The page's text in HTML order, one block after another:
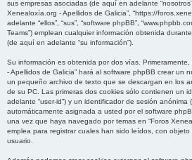
sus empresas asociadas (de aquí en adelante “nosotros”,
Xenealoxía.org - Apellidos de Galicia”, “https://
adelante “ellos”, “sus”, “software phpBB”,
Teams”) emplean cualquier información obtenida
(de aquí en adelante “su información”).
Su información es obtenida por dos vías.
- Apellidos de Galicia” hará al software phpBB crear un
un pequeño archivo de texto que se descargan en los
de su PC. Las primeras dos cookies sólo contienen un
adelante “user-id”) y un identificador de sesión anónima
automáticamente asignada a usted por el software
una vez que haya navegado por temas en “Foros
emplea para registrar cuales han sido leídos, con
usuario.